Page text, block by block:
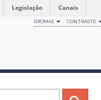
Legislação Canais
IDIOMAS CONTRASTE